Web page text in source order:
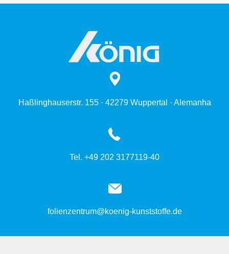
Haßlinghauserstr. 155 · 42279 Wuppertal · Alemanha
Tel. +49 202 3177119-40
folienzentrum@koenig-kunststoffe.de